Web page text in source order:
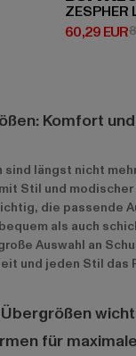
EUR 89,99 EUR
60,29 EUR
Derzeitiger
Komfort
sind längst nicht
Stil und
die passende
als auch
Auswahl an
und jeden Stil das
für